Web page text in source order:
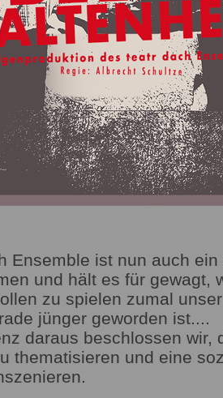
Ensemble ist nun auch ein
und hält es für gewagt,
zu spielen zumal
jünger geworden ist....
daraus beschlossen wir,
thematisieren und eine